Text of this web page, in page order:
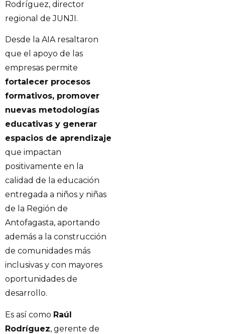
Rodríguez, director
regional de JUNJI.
Desde la AIA resaltaron
que el apoyo de las
empresas permite
fortalecer procesos
formativos, promover
nuevas metodologías
educativas y generar
espacios de aprendizaje
que impactan
positivamente en la
calidad de la educación
entregada a niños y niñas
de la Región de
Antofagasta, aportando
además a la construcción
de comunidades más
inclusivas y con mayores
oportunidades de
desarrollo.
Es así como Raúl
Rodríguez, gerente de